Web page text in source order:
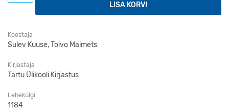
LISA KORVI
Koostaja
Sulev Kuuse, Toivo Maimets
Kirjastaja
Tartu Ülikooli Kirjastus
Lehekülgi
1184